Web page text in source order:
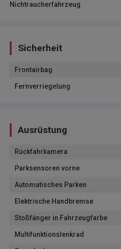
Nichtraucherfahrzeug
Sicherheit
Frontairbag
Fernverriegelung
Ausrüstung
Rückfahrkamera
Parksensoren vorne
Automatisches Parken
Elektrische Handbremse
Stoßfänger in Fahrzeugfarbe
Multifunktionslenkrad